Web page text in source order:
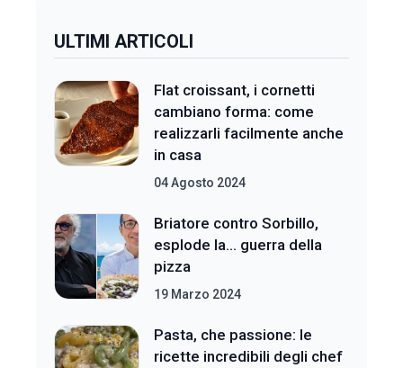
ULTIMI ARTICOLI
Flat croissant, i cornetti
cambiano forma: come
realizzarli facilmente anche
in casa
04 Agosto 2024
Briatore contro Sorbillo,
esplode la... guerra della
pizza
19 Marzo 2024
Pasta, che passione: le
ricette incredibili degli chef